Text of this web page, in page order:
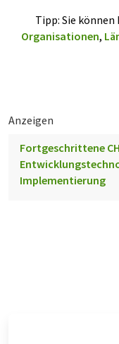
Tipp: Sie können
Organisationen,
Anzeigen
Fortgeschrittene
Implementierung